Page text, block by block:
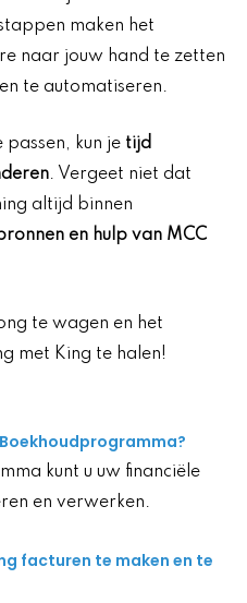
maken het
naar jouw hand te zetten
te automatiseren.
passen, kun je tijd
. Vergeet niet dat
altijd binnen
en hulp van MCC
te wagen en het
met King te halen!
kunt u uw financiële
en verwerken.
facturen te maken en te